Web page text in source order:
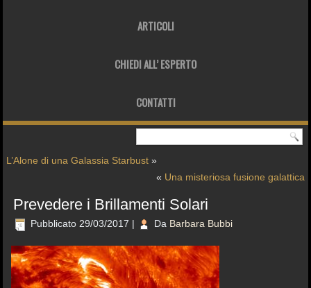
ARTICOLI
CHIEDI ALL’ ESPERTO
CONTATTI
L’Alone di una Galassia Starbust »
« Una misteriosa fusione galattica
Prevedere i Brillamenti Solari
Pubblicato 29/03/2017 | Da Barbara Bubbi